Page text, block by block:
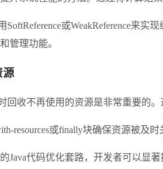
SoftReference或WeakReference来
管理功能。
源
回收不再使用的资源是非常重要的
resources或finally块确保资源被及
Java代码优化套路，开发者可以显